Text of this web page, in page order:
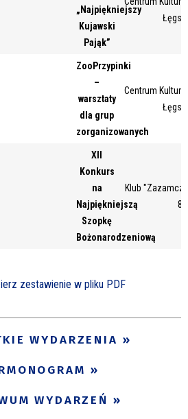
„Najpiękniejszy
Kujawski
Pająk”
ZooPrzypinki
–
warsztaty
dla grup
zorganizowanych
Centrum Kultury
XII
Konkurs
na
Najpiękniejszą
Szopkę
Bożonarodzeniową
Klub
87
zestawienie w pliku PDF
WYDARZENIA
WYDARZEŃ